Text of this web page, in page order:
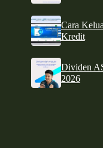
Cara
Kredit
Dividen
2026